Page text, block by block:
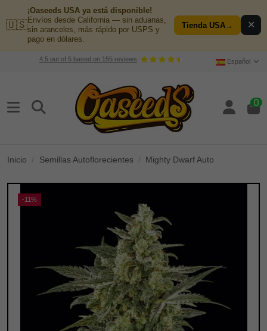
🇺🇸
¡Oaseeds USA ya está disponible!
Envíos desde California — sin aduanas,
sin aranceles, más rápido por USPS y
pago en dólares.
Tienda USA→ ✕
4.5out of 5based on 155reviews Español
0
Inicio Semillas Autoflorecientes Mighty Dwarf Auto
-11%